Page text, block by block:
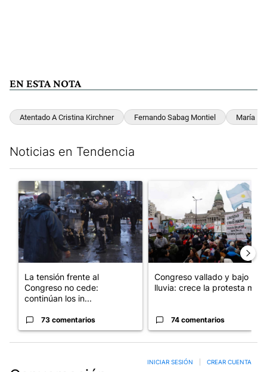
EN ESTA NOTA
Atentado A Cristina Kirchner Fernando Sabag Montiel María
Noticias en Tendencia
Un artículo de tendencia con el título "La tensión frente al
La tensión frente al
Congreso no cede:
continúan los in...
73 comentarios
Un artículo de tendencia
Congreso vallado y bajo la
lluvia: crece la protesta mi...
74 comentarios
INICIAR SESIÓN CREAR CUENTA